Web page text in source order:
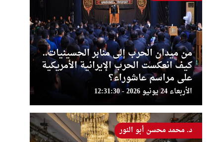
من ميدان الحرب إلى منابر الحسينيات..
كيف انعكست الحرب الإيرانية الأمريكية
على مراسم عاشوراء؟
الأربعاء 24 يونيو 2026 - 12:31:30
د. محمد محسن أبو النور